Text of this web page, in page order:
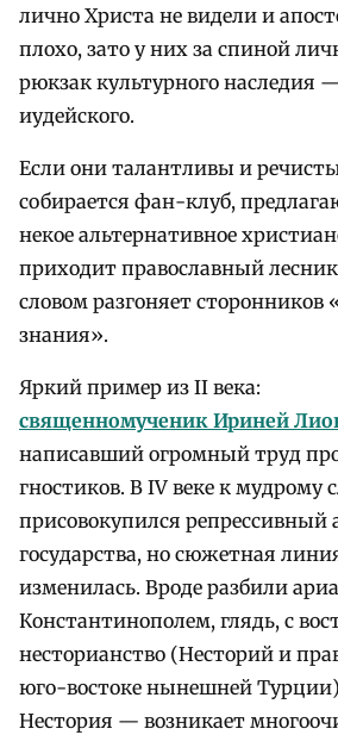
лично Христа не видели и
плохо, зато у них за спиной
рюкзак культурного наследия
иудейского.
Если они талантливы и
собирается фан-клуб,
некое альтернативное
приходит православный
словом разгоняет
знания».
Яркий пример из II века:
священномученик Ириней
написавший огромный труд
гностиков. В IV веке к мудрому
присовокупился репрессивный
государства, но сюжетная
изменилась. Вроде разбили
Константинополем, глядь, с
несторианство (Несторий и
юго-востоке нынешней
Нестория — возникает